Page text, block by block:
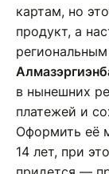
картам, но
продукт, а
в нынешних
платежей и
Оформить её
14 лет, при